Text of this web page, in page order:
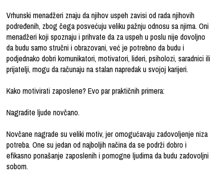
Vrhunski menadžeri znaju da njihov uspeh zavisi od rada njihovih
podređenih, zbog čega posvećuju veliku pažnju odnosu sa njima. Oni
menadžeri koji spoznaju i prihvate da za uspeh u poslu nije dovoljno
da budu samo stručni i obrazovani, već je potrebno da budu i
podjednako dobri komunikatori, motivatori, lideri, psiholozi, saradnici ili
prijatelji, mogu da računaju na stalan napredak u svojoj karijeri.
Kako motivirati zaposlene? Evo par praktičnih primera:
Nagradite ljude novčano.
Novčane nagrade su veliki motiv, jer omogućavaju zadovoljenje niza
potreba. One su jedan od najboljih načina da se podrži dobro i
efikasno ponašanje zaposlenih i pomogne ljudima da budu zadovoljni
sobom.